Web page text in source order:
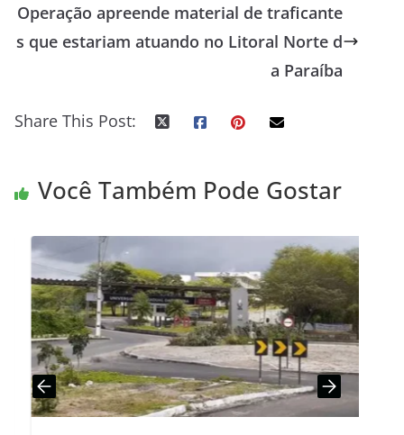
Operação apreende material de traficante
s que estariam atuando no Litoral Norte d
a Paraíba
Share This Post:
Você Também Pode Gostar